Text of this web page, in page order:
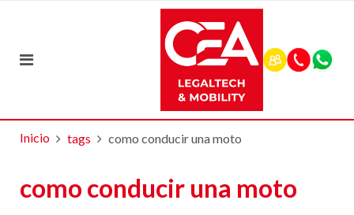
Inicio tags como conducir una moto
como conducir una moto